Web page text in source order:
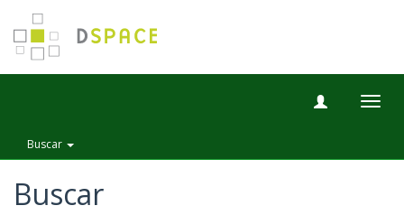
Buscar
Buscar